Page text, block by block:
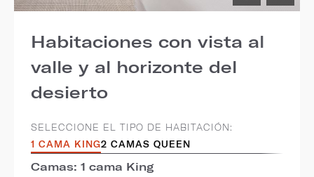
Habitaciones con vista al
valle y al horizonte del
desierto
SELECCIONE EL TIPO DE HABITACIÓN:
1 CAMA KING2 CAMAS QUEEN
Camas: 1 cama King